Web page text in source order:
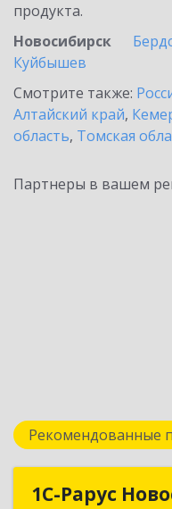
продукта.
Новосибирск
Куйбышев
Смотрите также:
Алтайский край,
область, Томская
Партнеры в вашем
Рекомендованные
1С-Рарус